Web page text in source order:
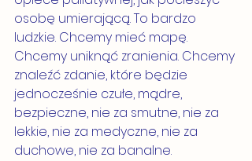
osobę umierającą. To bardzo
ludzkie. Chcemy mieć mapę.
Chcemy uniknąć zranienia. Chcemy
znaleźć zdanie, które będzie
jednocześnie czułe, mądre,
bezpieczne, nie za smutne, nie za
lekkie, nie za medyczne, nie za
duchowe, nie za banalne.